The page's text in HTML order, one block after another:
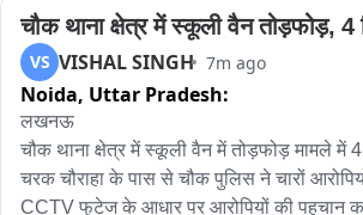
फुट ऊँची मूर्ति. हाथ से की गई सजावट के साथ इस
2 से 2.5 महीने लगे. यह गाड़ी आकर्षण का केंद्र बन
है, लोग इसे देखने के लिए उमड़ पड़ते हैं और इसकी
मालिक इसकी सफलता और लोगों से मिल रहे प्यार
आशीर्वाद को देते हैं。
चौक थाना क्षेत्र में स्कूली वैन तोड़फोड़, 4
VS VISHAL SINGH 7m ago
Noida, Uttar Pradesh:
लखनऊ
चौक थाना क्षेत्र में स्कूली वैन में तोड़फोड़ मामले में 4
चरक चौराहा के पास से चौक पुलिस ने चारों
CCTV फुटेज के आधार पर आरोपियों की पहचान कर